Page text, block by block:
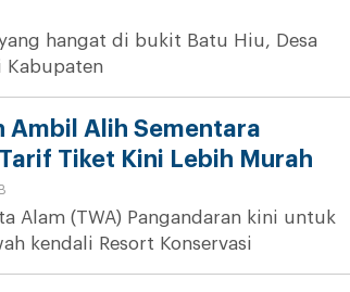
hangat di bukit Batu Hiu, Desa
Kabupaten
Ambil Alih Sementara
Tiket Kini Lebih Murah
Alam (TWA) Pangandaran kini untuk
kendali Resort Konservasi